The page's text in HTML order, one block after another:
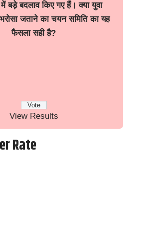
बड़े बदलाव किए गए हैं। क्या युवा
भरोसा जताने का चयन समिति का यह
फैसला सही है?
View Results
Rate